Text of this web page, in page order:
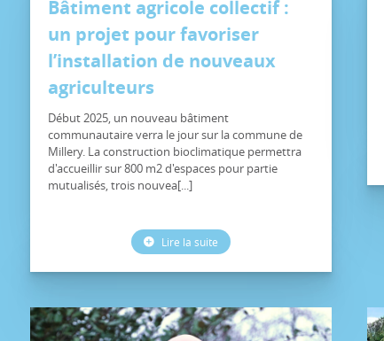
Bâtiment agricole collectif :
un projet pour favoriser
l’installation de nouveaux
agriculteurs
Début 2025, un nouveau bâtiment
communautaire verra le jour sur la commune de
Millery. La construction bioclimatique permettra
d'accueillir sur 800 m2 d'espaces pour partie
mutualisés, trois nouvea[...]
Lire la suite